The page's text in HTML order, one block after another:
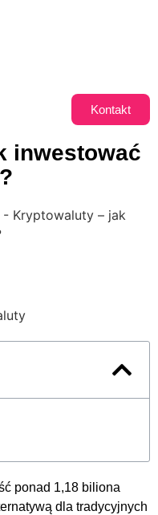
Kontakt
inwestować
- Kryptowaluty – jak
ponad 1,18 biliona
dla tradycyjnych